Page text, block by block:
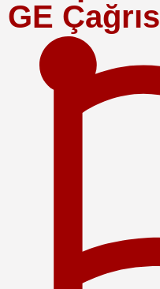
GE